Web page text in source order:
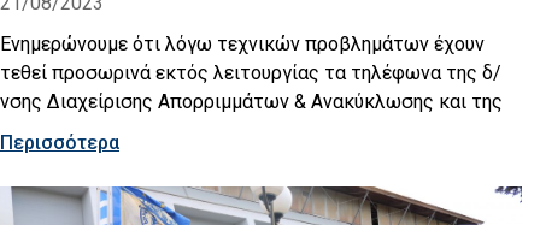
Ενημερώνουμε ότι λόγω τεχνικών προβλημάτων έχουν
τεθεί προσωρινά εκτός λειτουργίας τα τηλέφωνα της δ/
νσης Διαχείρισης Απορριμμάτων & Ανακύκλωσης και της
Περισσότερα